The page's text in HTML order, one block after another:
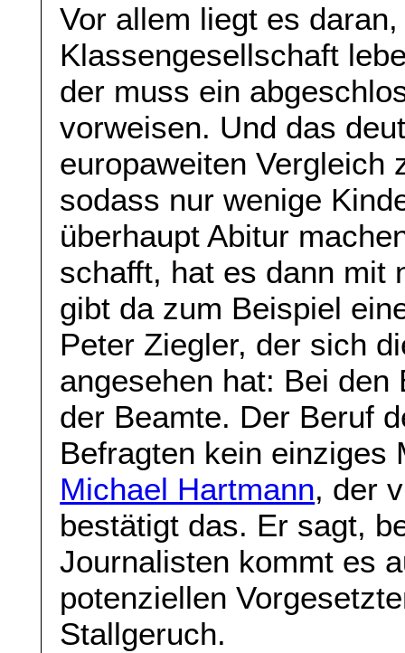
Vor allem liegt es
Klassengesellschaft
der muss ein
vorweisen. Und das
europaweiten Vergleich
sodass nur wenige
überhaupt Abitur
schafft, hat es dann mit
gibt da zum Beispiel
Peter Ziegler, der sich
angesehen hat: Bei
der Beamte. Der Beruf
Befragten kein einziges
Michael Hartmann, der
bestätigt das. Er sagt,
Journalisten kommt es
potenziellen
Stallgeruch.